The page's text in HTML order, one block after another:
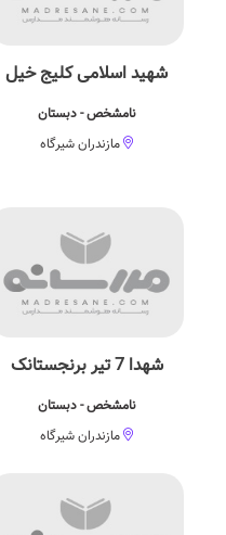
شهید اسلامی کلیج خیل
نامشخص - دبستان
مازندران شیرگاه
شهدا 7 تیر برنجستانک
نامشخص - دبستان
مازندران شیرگاه